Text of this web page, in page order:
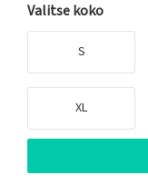
Valitse koko
S
XL